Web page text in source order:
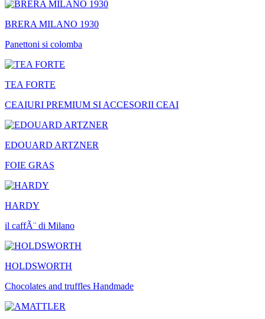
BRERA MILANO 1930
Panettoni si colomba
TEA FORTE
CEAIURI PREMIUM SI ACCESORII CEAI
EDOUARD ARTZNER
FOIE GRAS
HARDY
il caffÃ¨ di Milano
HOLDSWORTH
Chocolates and truffles Handmade